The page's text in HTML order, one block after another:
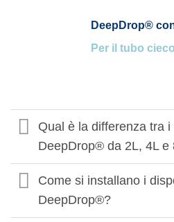
DeepDrop®
Per il tubo cieco
Qual è la differenza tra i
DeepDrop® da 2L, 4L e
Come si installano i
DeepDrop®?